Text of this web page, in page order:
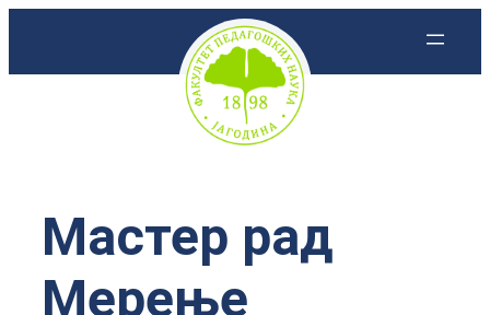
Мастер рад
Мерење